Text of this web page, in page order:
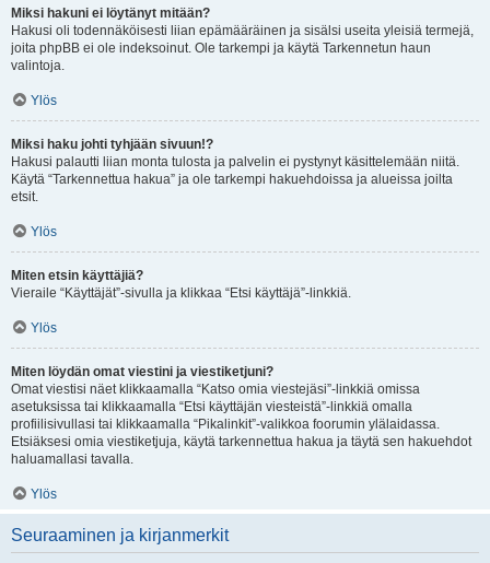
Miksi hakuni ei löytänyt mitään?
Hakusi oli todennäköisesti liian epämääräinen ja sisälsi useita yleisiä termejä,
joita phpBB ei ole indeksoinut. Ole tarkempi ja käytä Tarkennetun haun
valintoja.
Ylös
Miksi haku johti tyhjään sivuun!?
Hakusi palautti liian monta tulosta ja palvelin ei pystynyt käsittelemään niitä.
Käytä “Tarkennettua hakua” ja ole tarkempi hakuehdoissa ja alueissa joilta
etsit.
Ylös
Miten etsin käyttäjiä?
Vieraile “Käyttäjät”-sivulla ja klikkaa “Etsi käyttäjä”-linkkiä.
Ylös
Miten löydän omat viestini ja viestiketjuni?
Omat viestisi näet klikkaamalla “Katso omia viestejäsi”-linkkiä omissa
asetuksissa tai klikkaamalla “Etsi käyttäjän viesteistä”-linkkiä omalla
profiilisivullasi tai klikkaamalla “Pikalinkit”-valikkoa foorumin ylälaidassa.
Etsiäksesi omia viestiketjuja, käytä tarkennettua hakua ja täytä sen hakuehdot
haluamallasi tavalla.
Ylös
Seuraaminen ja kirjanmerkit